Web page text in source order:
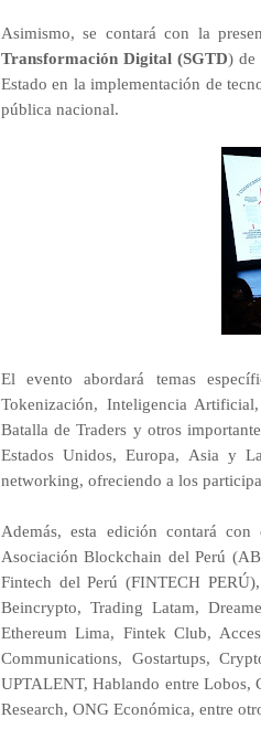
Asimismo, se contará con la
Transformación Digital (SGTD)
Estado en la implementación de
pública nacional.
El evento abordará temas
Tokenización, Inteligencia
Batalla de Traders y otros
Estados Unidos, Europa, Asia y
networking, ofreciendo a los
Además, esta edición contará
Asociación Blockchain del Perú
Fintech del Perú (FINTECH
Beincrypto, Trading Latam,
Ethereum Lima, Fintek Club,
Communications, Gostartups,
UPTALENT, Hablando entre
Research, ONG Económica, entre